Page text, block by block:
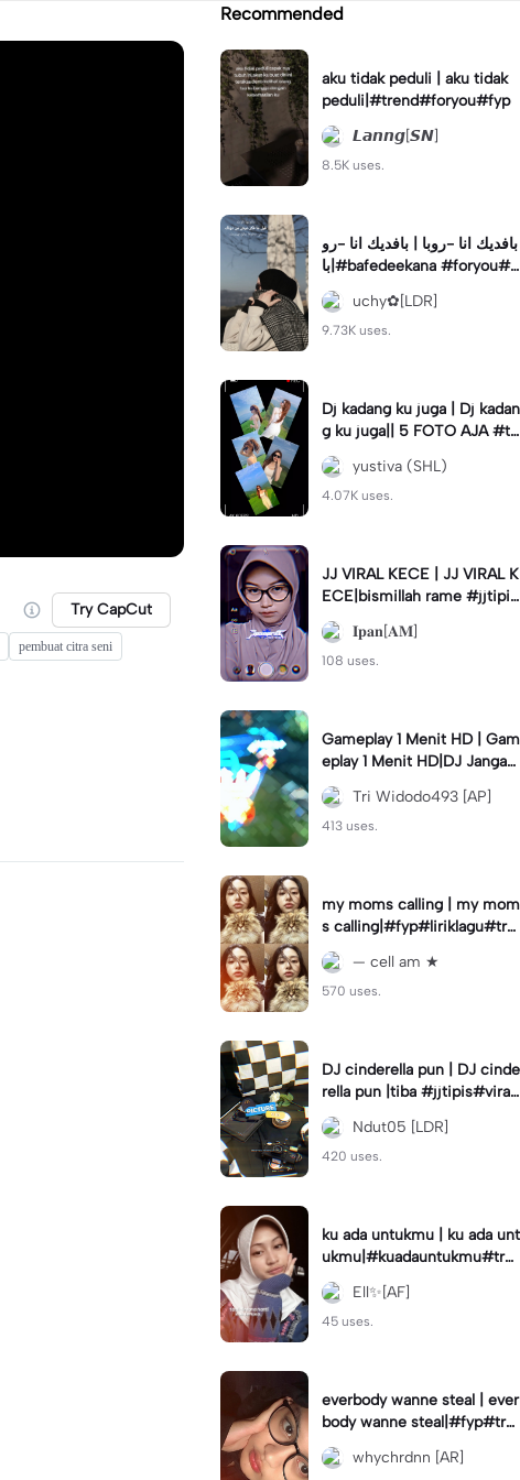
Try CapCut
pembuat citra seni
Recommended
aku tidak peduli | aku tidak
peduli|#trend#foryou#fyp
𝙇𝙖𝙣𝙣𝙜[𝙎𝙉]
8.5K uses.
بافديك انا -روبا | بافديك انا -رو
با|#bafedeekana #foryou#a
rabic#arabicsong#fyp
uchy✿[LDR]
9.73K uses.
Dj kadang ku juga | Dj kadan
g ku juga|| 5 FOTO AJA #tr
ansisi #soundviraltiktok #fy
p #trendyustiva (SHL)
4.07K uses.
JJ VIRAL KECE | JJ VIRAL K
ECE|bismillah rame #jjtipis
#viral#fyp#ipan_prst
𝐈𝐩𝐚𝐧[𝐀𝐌]
108 uses.
Gameplay 1 Menit HD | Gam
eplay 1 Menit HD|DJ Jangan
Ganggu Pacarku #mlbbgam
eplay #mlbbtrendtiktok
Tri Widodo493 [AP]
413 uses.
my moms calling | my mom
s calling|#fyp#liriklagu#tre
nd#cellam
— cell am ★
570 uses.
DJ cinderella pun | DJ cinde
rella pun |tiba #jjtipis#viral
#fyp#cinderellapuntiba #m
irror
Ndut05 [LDR]
420 uses.
ku ada untukmu | ku ada unt
ukmu|#kuadauntukmu#tre
nd#viral#fyp#foryou
Ell✨[AF]
45 uses.
everbody wanne steal | ever
body wanne steal|#fyp#tre
ndtiktiktok #ekspresikanjan
uari whychrdnn [AR]